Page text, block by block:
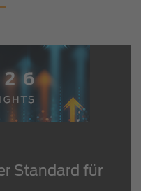
Standard für